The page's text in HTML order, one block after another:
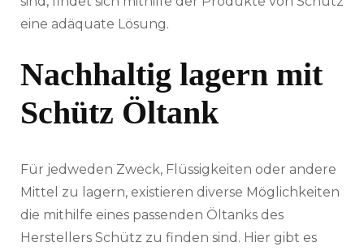
eine adäquate Lösung.
Nachhaltig lagern mit
Schütz Öltank
Für jedweden Zweck, Flüssigkeiten oder andere
Mittel zu lagern, existieren diverse Möglichkeiten
die mithilfe eines passenden Öltanks des
Herstellers Schütz zu finden sind. Hier gibt es